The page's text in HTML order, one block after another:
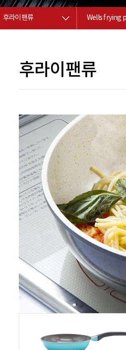
후라이팬류 Wells frying
후라이팬류